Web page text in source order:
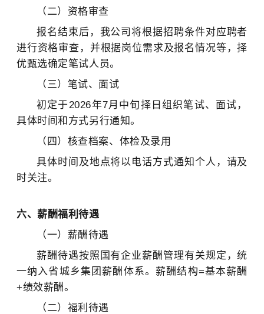
（二）资格审查
报名结束后，我公司将根据招聘条件对应聘者
进行资格审查，并根据岗位需求及报名情况等，择
优甄选确定笔试人员。
（三）笔试、面试
初定于2026年7月中旬择日组织笔试、面试，
具体时间和方式另行通知。
（四）核查档案、体检及录用
具体时间及地点将以电话方式通知个人，请及
时关注。
六、薪酬福利待遇
（一）薪酬待遇
薪酬待遇按照国有企业薪酬管理有关规定，统
一纳入省城乡集团薪酬体系。薪酬结构=基本薪酬
+绩效薪酬。
（二）福利待遇